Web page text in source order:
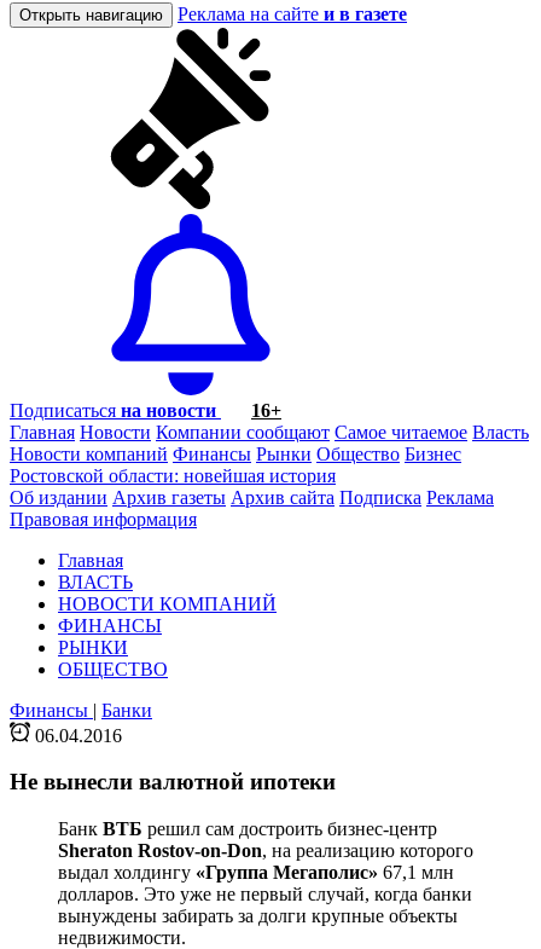
Открыть навигацию Реклама на сайте и в газете
Подписаться на новости
16+
Главная Новости Компании сообщают Самое читаемое Власть
Новости компаний Финансы Рынки Общество Бизнес
Ростовской области: новейшая история
Об издании Архив газеты Архив сайта Подписка Реклама
Правовая информация
Главная
ВЛАСТЬ
НОВОСТИ КОМПАНИЙ
ФИНАНСЫ
РЫНКИ
ОБЩЕСТВО
Финансы | Банки
06.04.2016
Не вынесли валютной ипотеки
Банк ВТБ решил сам достроить бизнес-центр
Sheraton Rostov-on-Don, на реализацию которого
выдал холдингу «Группа Мегаполис» 67,1 млн
долларов. Это уже не первый случай, когда банки
вынуждены забирать за долги крупные объекты
недвижимости.